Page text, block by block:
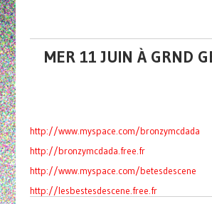
MER 11 JUIN À GRND
http://www.myspace.com/bronzymcdada
http://bronzymcdada.free.fr
http://www.myspace.com/betesdescene
http://lesbestesdescene.free.fr